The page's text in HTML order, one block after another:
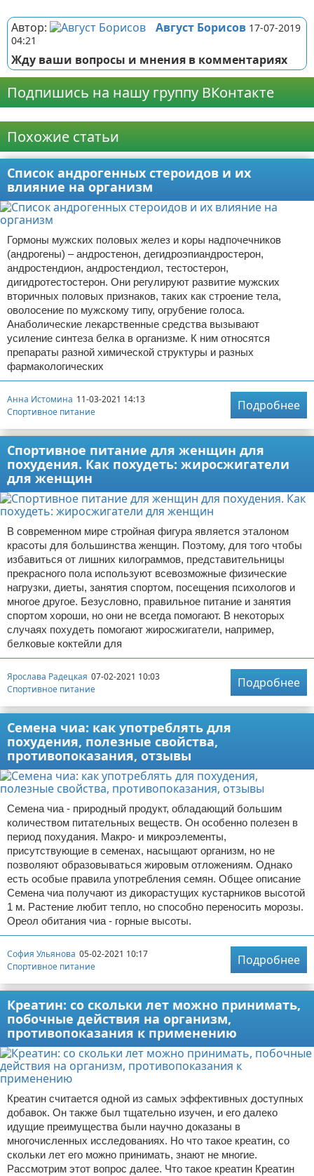
Автор: Август Борисов 17-07-2019
04:21
Жду ваши вопросы и мнения в комментариях
Подпишись на нашу группу ВКонтакте
Похожие статьи
Список андрогенных стероидов и их
влияние на организм
Гормоны мужских половых желез и коры надпочечников
(андрогены) – андростенон, дегидроэпиандростерон,
андростендион, андростендиол, тестостерон,
дигидротестостерон. Они регулируют развитие мужских
вторичных половых признаков, таких как строение тела,
оволосение по мужскому типу, огрубение голоса.
Анаболические лекарственные средства вызывают
усиление синтеза белка в организме. К ним относятся
препараты разной химической структуры и разных
фармакологических
Анна Истомина 11-03-2021 14:13
Спортивное питание
Подробнее
Спортивное питание для женщин для
похудения. Как похудеть: жиросжигатели
для женщин
В современном мире стройная фигура является эталоном
красоты для большинства женщин. Поэтому, для того чтобы
избавиться от лишних килограммов, представительницы
прекрасного пола используют всевозможные физические
нагрузки, диеты, занятия спортом, посещения психологов и
многое другое. Безусловно, правильное питание и занятия
спортом хороши, но они не всегда помогают. В некоторых
случаях похудеть помогают жиросжигатели, например,
белковые коктейли для
Ярослава Радецкая 07-02-2021 10:03
Спортивное питание
Подробнее
Семена чиа: как употреблять для
похудения, полезные свойства,
противопоказания, отзывы
Семена чиа - природный продукт, обладающий большим
количеством питательных веществ. Он особенно полезен в
период похудания. Макро- и микроэлементы,
присутствующие в семенах, насыщают организм, но не
позволяют образовываться жировым отложениям. Однако
есть особые правила употребления семян. Общее описание
Семена чиа получают из дикорастущих кустарников высотой
1 м. Растение любит тепло, но способно переносить морозы.
Ореол обитания чиа - горные высоты.
София Ульянова 05-02-2021 10:17
Спортивное питание
Подробнее
Креатин: со скольки лет можно принимать,
побочные действия на организм,
противопоказания к применению
Креатин считается одной из самых эффективных доступных
добавок. Он также был тщательно изучен, и его далеко
идущие преимущества были научно доказаны в
многочисленных исследованиях. Но что такое креатин, со
скольки лет его можно принимать, знают не многие.
Рассмотрим этот вопрос далее. Что такое креатин Креатин